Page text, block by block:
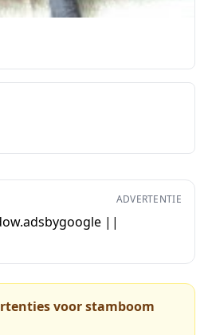
ADVERTENTIE
||
voor stamboom